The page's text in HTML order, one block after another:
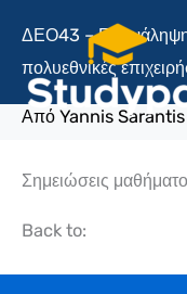
στο
περιεχόμενο
ΔΕΟ43 –
πολυεθνικές
Από Yannis Sarantis
Σημειώσεις
Back to: